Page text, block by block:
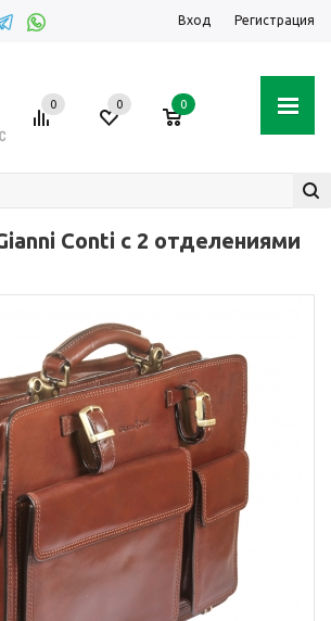
Вход Регистрация
0 0 0
Conti с 2 отделениями